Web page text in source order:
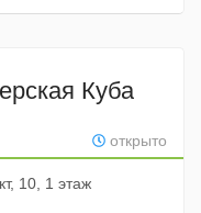
Куба
открыто
10, 1 этаж